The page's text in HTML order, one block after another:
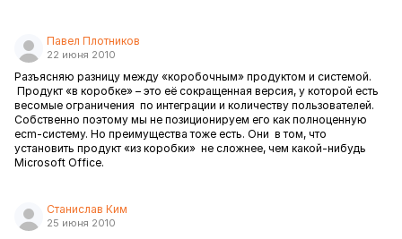
Павел Плотников
22 июня 2010
Разъясняю разницу между «коробочным» продуктом и системой.
Продукт «в коробке» – это её сокращенная версия, у которой есть
весомые ограничения по интеграции и количеству пользователей.
Собственно поэтому мы не позиционируем его как полноценную
ecm-систему. Но преимущества тоже есть. Они в том, что
установить продукт «из коробки» не сложнее, чем какой-нибудь
Microsoft Office.
Станислав Ким
25 июня 2010